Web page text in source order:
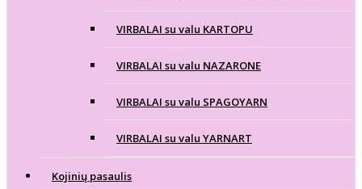
VIRBALAI su valu KARTOPU
VIRBALAI su valu NAZARONE
VIRBALAI su valu SPAGOYARN
VIRBALAI su valu YARNART
Kojinių pasaulis